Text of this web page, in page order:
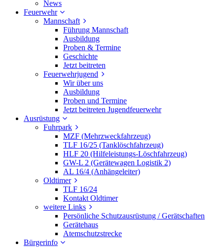
News
Feuerwehr
Mannschaft
Führung Mannschaft
Ausbildung
Proben & Termine
Geschichte
Jetzt beitreten
Feuerwehrjugend
Wir über uns
Ausbildung
Proben und Termine
Jetzt beitreten Jugendfeuerwehr
Ausrüstung
Fuhrpark
MZF (Mehrzweckfahrzeug)
TLF 16/25 (Tanklöschfahrzeug)
HLF 20 (Hilfeleistungs-Löschfahrzeug)
GW-L 2 (Gerätewagen Logistik 2)
AL 16/4 (Anhängeleiter)
Oldtimer
TLF 16/24
Kontakt Oldtimer
weitere Links
Persönliche Schutzausrüstung / Gerätschaften
Gerätehaus
Atemschutzstrecke
Bürgerinfo